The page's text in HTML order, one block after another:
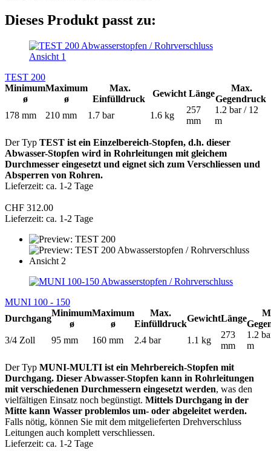
Dieses Produkt passt zu:
TEST 200
Minimum
ø
Maximum
ø
Max.
Einfülldruck
Gewicht Länge
Max.
Gegendruck
178 mm
210 mm 1.7 bar 1.6 kg
257
mm
1.2 bar / 12
m
Der Typ TEST ist ein Einzelbereich-Stopfen, d.h. dieser
Abwasser-Stopfen wird in Rohrleitungen mit gleichem
Durchmesser eingesetzt und eignet sich zum Verschliessen und
Absperren von Rohren.
Lieferzeit: ca. 1-2 Tage
CHF 312.00
Lieferzeit: ca. 1-2 Tage
MUNI 100 - 150
Durchgang
Minimum
ø
Maximum
ø
Max.
Einfülldruck
GewichtLänge
3/4 Zoll
95 mm 160 mm 2.4 bar 1.1 kg
273
mm
1.2
m
Der Typ MUNI-MULTI ist ein Mehrbereich-Stopfen mit
Durchgang. Dieser Abwasser-Stopfen kann in Rohrleitungen
mit verschiedenen Durchmessern eingesetzt werden, was den
vielfältigen Einsatz noch begünstigt. Mittels Durchgang in der
Mitte kann Wasser problemlos um- oder abgeleitet werden.
Falls nötig, können Sie mit dem mitgelieferten Drehverschluss
Leitungen auch komplett verschliessen.
Lieferzeit: ca. 1-2 Tage